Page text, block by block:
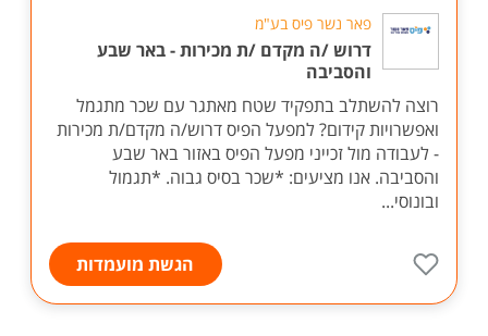
פאר נשר פיס בע"מ
דרוש /ה מקדם /ת מכירות - באר שבע
והסביבה
רוצה להשתלב בתפקיד שטח מאתגר עם שכר מתגמל
ואפשרויות קידום? למפעל הפיס דרוש/ה מקדם/ת מכירות
- לעבודה מול זכייני מפעל הפיס באזור באר שבע
והסביבה. אנו מציעים: *שכר בסיס גבוה. *תגמול
ובונוסי...
הגשת מועמדות